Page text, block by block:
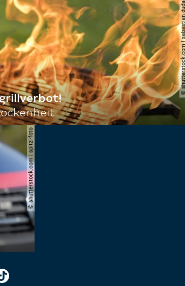
©
© shutterstock.com | spitzi-foto